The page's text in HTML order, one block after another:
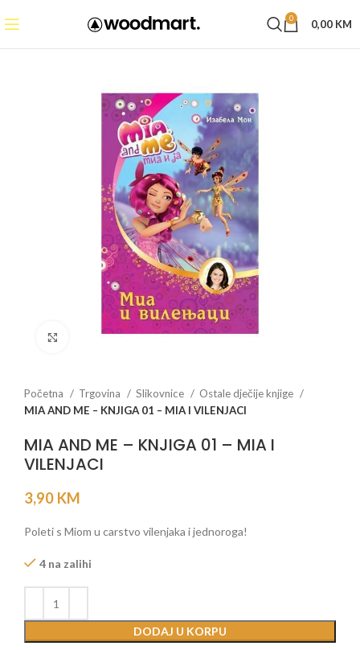
0 0,00 KM
Click to enlarge
Početna Trgovina Slikovnice
Ostale dječije knjige
MIA AND ME – KNJIGA 01 – MIA I VILENJACI
MIA AND ME – KNJIGA 01 – MIA I
VILENJACI
3,90 KM
Poleti s Miom u carstvo vilenjaka i jednoroga!
4 na zalihi
DODAJ U KORPU